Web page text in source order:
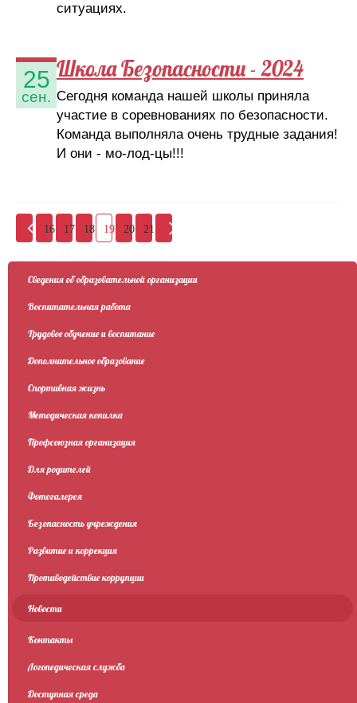
ситуациях.
25
сен.
Школа Безопасности - 2024
Сегодня команда нашей школы приняла
участие в соревнованиях по безопасности.
Команда выполняла очень трудные задания!
И они - мо-лод-цы!!!
16 17 18 19 20 21
Сведения об образовательной организации
Воспитательная работа
Трудовое обучение и воспитание
Дополнительное образование
Спортивная жизнь
Методическая копилка
Профсоюзная организация
Для родителей
Фотогалерея
Безопасность учреждения
Развитие и коррекция
Противодействие коррупции
Новости
Контакты
Логопедическая служба
Доступная среда